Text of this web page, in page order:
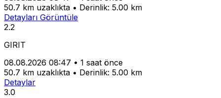
50.7 km uzaklıkta • Derinlik: 5.00 km
Detayları Görüntüle
2.2
GIRIT
08.08.2026 08:47 • 1 saat önce
50.7 km uzaklıkta • Derinlik: 5.00 km
Detaylar
3.0